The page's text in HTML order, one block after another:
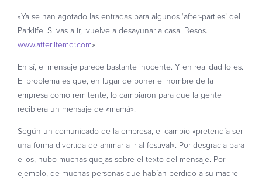
«Ya se han agotado las entradas para algunos ‘after-parties’ del
Parklife. Si vas a ir, ¡vuelve a desayunar a casa! Besos.
www.afterlifemcr.com».
En sí, el mensaje parece bastante inocente. Y en realidad lo es.
El problema es que, en lugar de poner el nombre de la
empresa como remitente, lo cambiaron para que la gente
recibiera un mensaje de «mamá».
Según un comunicado de la empresa, el cambio «pretendía ser
una forma divertida de animar a ir al festival». Por desgracia para
ellos, hubo muchas quejas sobre el texto del mensaje. Por
ejemplo, de muchas personas que habían perdido a su madre